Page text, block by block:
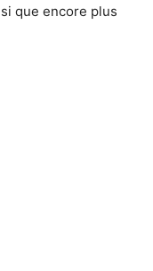
que encore plus